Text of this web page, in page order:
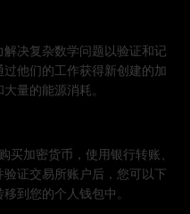
决复杂数学问题以验证和记
他们的工作获得新创建的加
量的能源消耗。
买加密货币，使用银行转账、
证交易所账户后，您可以下
到您的个人钱包中。